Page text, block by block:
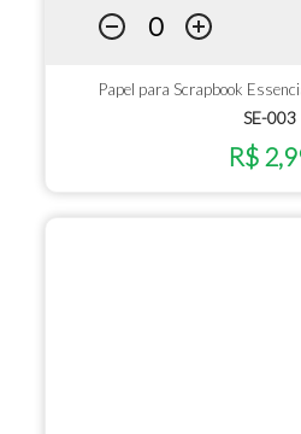
Papel para Scrapbook
SE-003
R$